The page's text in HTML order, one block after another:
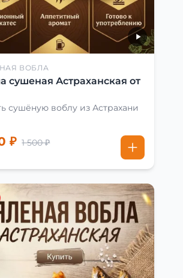
ВОБЛА
сушеная Астраханская от
сушёную воблу из Астрахани
₽ 1 500 ₽